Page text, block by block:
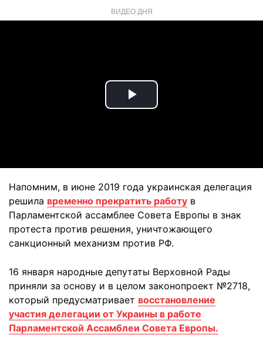
ВИДЕО ДНЯ
Play
Напомним, в июне 2019 года украинская делегация
решила временно прекратить работу в
Парламентской ассамблее Совета Европы в знак
протеста против решения, уничтожающего
санкционный механизм против РФ.
16 января народные депутаты Верховной Рады
приняли за основу и в целом законопроект №2718,
который предусматривает восстановление
участия делегации от Украины в работе
Парламентской Ассамблеи Совета Европы.